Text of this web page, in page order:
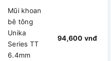
Mũi khoan
bê tông
Unika
Series TT
6.4mm
94,600 vnđ